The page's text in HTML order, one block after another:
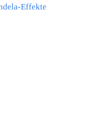
Effekte